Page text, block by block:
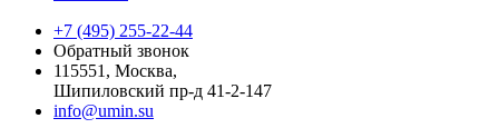
+7 (495) 255-22-44
Обратный звонок
115551, Москва,
Шипиловский пр-д 41-2-147
info@umin.su